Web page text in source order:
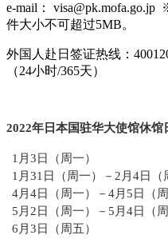
e-mail：
件大小不可超过5MB。
外国人赴日签证热线：
（24小时/365天）
2022年日本国驻华大使馆休馆
1月3日（周一）
1月31日（周一）－2月4日（
4月4日（周一）－4月5日（周
5月2日（周一）－5月4日（周
6月3日（周五）